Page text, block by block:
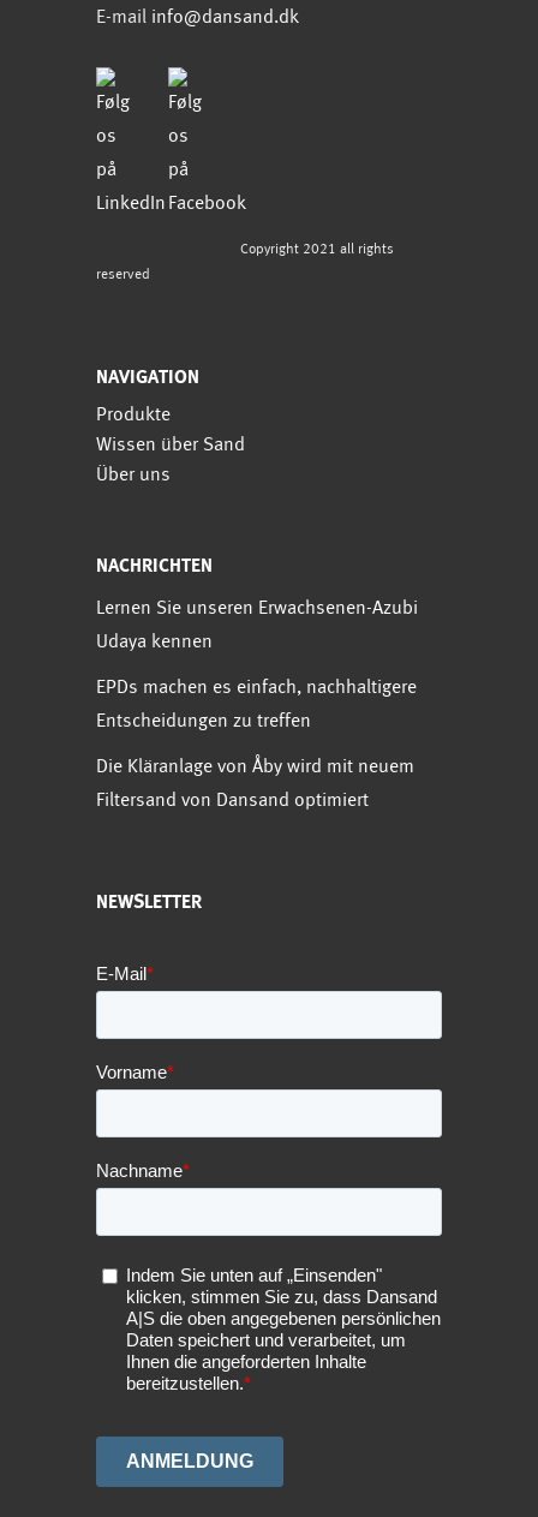
E-mail info@dansand.dk
Copyright 2021 all rights
reserved
NAVIGATION
Produkte
Wissen über Sand
Über uns
NACHRICHTEN
Lernen Sie unseren Erwachsenen-Azubi
Udaya kennen
EPDs machen es einfach, nachhaltigere
Entscheidungen zu treffen
Die Kläranlage von Åby wird mit neuem
Filtersand von Dansand optimiert
NEWSLETTER